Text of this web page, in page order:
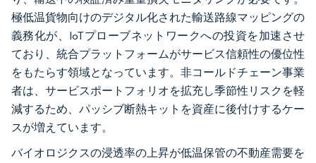
極低温貨物向けのデジタル化された輸送路線マッピングの
義務化が、IoTプローブネットワークへの投資を加速させ
ており、統合プラットフォームがサービス信頼性の優位性
をもたらす領域となっています。非コールドチェーン事業
者は、サービスポートフォリオを拡充し季節性リスクを軽
減するため、パッシブ断熱キットを資産に後付けするケー
スが増えています。
バイオロジクスの浸透率の上昇が低温保管の不動産需要を